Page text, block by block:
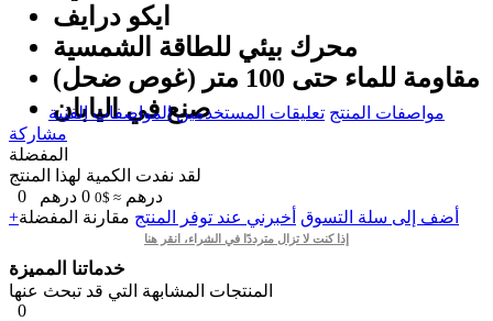
ايكو درايف
محرك بيئي للطاقة الشمسية
مقاومة للماء حتى 100 متر (غوص ضحل)
صنع في اليابان
مواصفات المنتج تعليقات المستخدمين المواصفات الفنية
مشاركة
المفضلة
لقد نفدت الكمية لهذا المنتج
0
درهم ≈ $0
0 درهم
+أضف إلى سلة التسوق أخبرني عند توفر المنتج مقارنة المفضلة
إذا كنت لا تزال مترددًا في الشراء، انقر هنا
خدماتنا المميزة
المنتجات المشابهة التي قد تبحث عنها
0